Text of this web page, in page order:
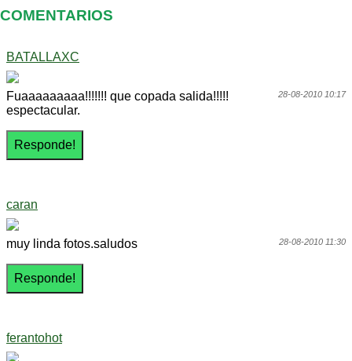
COMENTARIOS
BATALLAXC
28-08-2010 10:17
Fuaaaaaaaaa!!!!!!! que copada salida!!!!!
espectacular.
caran
28-08-2010 11:30
muy linda fotos.saludos
ferantohot